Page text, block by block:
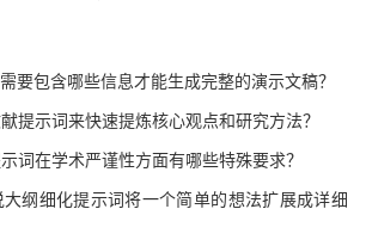
要包含哪些信息才能生成完整的演示文稿？
提示词来快速提炼核心观点和研究方法？
词在学术严谨性方面有哪些特殊要求？
纲细化提示词将一个简单的想法扩展成详细